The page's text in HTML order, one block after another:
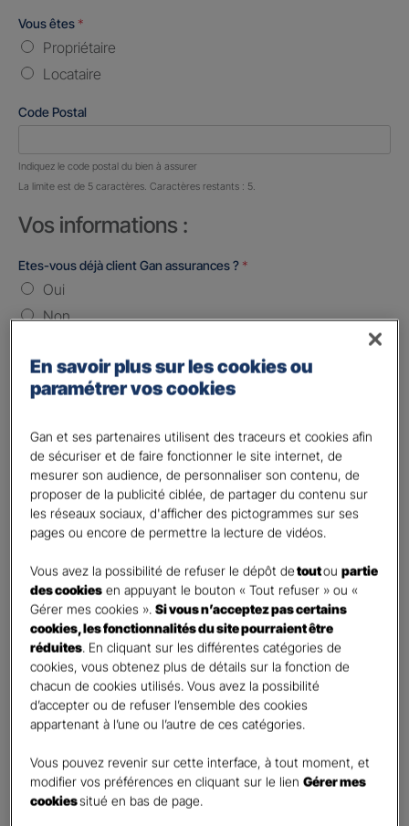
Vous êtes *
Propriétaire
Locataire
Code Postal
Nombre de caractères restants :
Indiquez le code postal du bien à assurer
La limite est de 5 caractères. Caractères restants : 5.
Vos informations :
Etes-vous déjà client Gan assurances ? *
Oui
Non
Madame
Contact*
First Last
Téléphone*
United
States
+1
E-mail*
Informations complémentaires (facultatif)
Information données personnelles *
En cochant cette case et en soumettant ce formulaire,
j'accepte que mes données personnelles soient utilisées
En savoir plus sur les cookies ou
paramétrer vos cookies
Gan et ses partenaires utilisent des traceurs et cookies afin
de sécuriser et de faire fonctionner le site internet, de
mesurer son audience, de personnaliser son contenu, de
proposer de la publicité ciblée, de partager du contenu sur
les réseaux sociaux, d'afficher des pictogrammes sur ses
pages ou encore de permettre la lecture de vidéos.
Vous avez la possibilité de refuser le dépôt detoutoupartie
des cookies en appuyant le bouton « Tout refuser » ou «
Gérer mes cookies ».Si vous n’acceptez pas certains
cookies, les fonctionnalités du site pourraient être
réduites. En cliquant sur les différentes catégories de
cookies, vous obtenez plus de détails sur la fonction de
chacun de cookies utilisés. Vous avez la possibilité
d’accepter ou de refuser l’ensemble des cookies
appartenant à l’une ou l’autre de ces catégories.
Vous pouvez revenir sur cette interface, à tout moment, et
modifier vos préférences en cliquant sur le lienGérer mes
cookiessitué en bas de page.